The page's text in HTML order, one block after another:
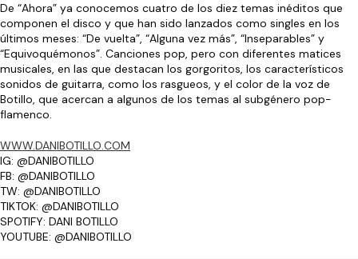
De “Ahora” ya conocemos cuatro de los diez temas inéditos que
componen el disco y que han sido lanzados como singles en los
últimos meses: “De vuelta”, “Alguna vez más”, “Inseparables” y
“Equivoquémonos”. Canciones pop, pero con diferentes matices
musicales, en las que destacan los gorgoritos, los característicos
sonidos de guitarra, como los rasgueos, y el color de la voz de
Botillo, que acercan a algunos de los temas al subgénero pop-
flamenco.
WWW.DANIBOTILLO.COM
IG: @DANIBOTILLO
FB: @DANIBOTILLO
TW: @DANIBOTILLO
TIKTOK: @DANIBOTILLO
SPOTIFY: DANI BOTILLO
YOUTUBE: @DANIBOTILLO